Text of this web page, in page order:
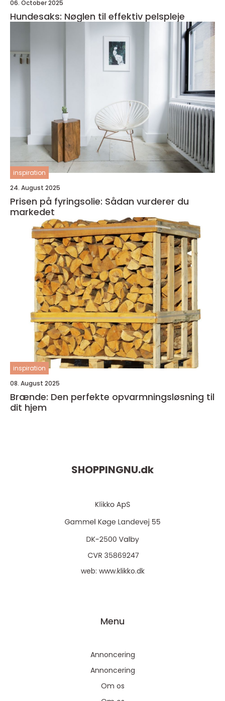
06. October 2025
Hundesaks: Nøglen til effektiv pelspleje
inspiration
24. August 2025
Prisen på fyringsolie: Sådan vurderer du
markedet
inspiration
08. August 2025
Brænde: Den perfekte opvarmningsløsning til
dit hjem
SHOPPINGNU.dk
web: www.klikko.dk
Menu
Annoncering
Annoncering
Om os